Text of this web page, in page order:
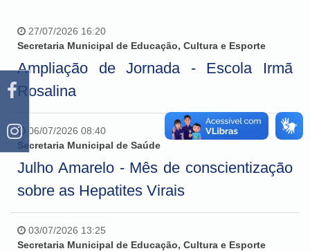
27/07/2026 16:20
Secretaria Municipal de Educação, Cultura e Esporte
Ampliação de Jornada - Escola Irmã
Rosalina
06/07/2026 08:40
Secretaria Municipal de Saúde
Julho Amarelo - Mês de conscientização
sobre as Hepatites Virais
03/07/2026 13:25
Secretaria Municipal de Educação, Cultura e Esporte